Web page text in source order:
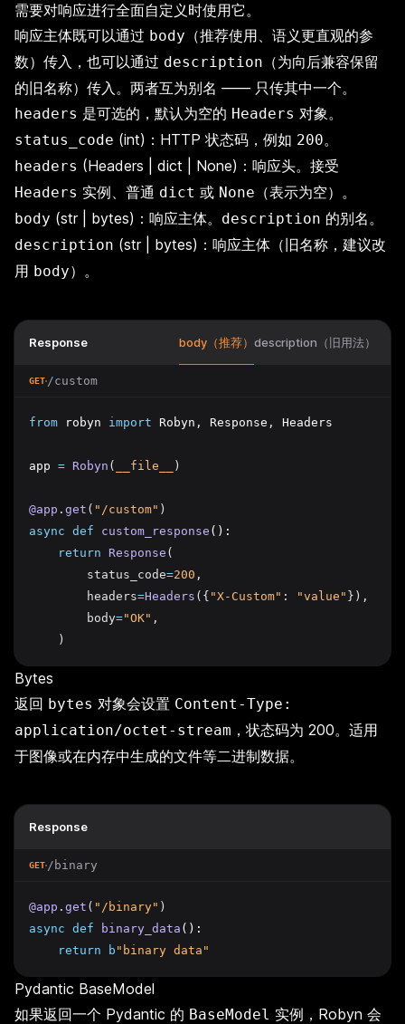
需要对响应进行全面自定义时使用它。
响应主体既可以通过 body （推荐使用、语义更直观的参
数）传入，也可以通过 description （为向后兼容保留
的旧名称）传入。两者互为别名 —— 只传其中一个。
headers 是可选的，默认为空的 Headers 对象。
status_code (int)：HTTP 状态码，例如 200。
headers (Headers | dict | None)：响应头。接受
Headers 实例、普通 dict 或 None （表示为空）。
body (str | bytes)：响应主体。 description 的别名。
description (str | bytes)：响应主体（旧名称，建议改
用 body）。
Response body（推荐） description（旧用法）
GET /custom
from robyn import Robyn , Response , Headers
app = Robyn ( __file__ )
@app . get ( "/custom" )
async def custom_response ():
return
Response (
        status_code
=200 ,
        headers
=Headers ({ "X-Custom" : "value" }),
        body
="OK" ,
    )
Bytes
返回 bytes 对象会设置 Content-Type:
application/octet-stream ，状态码为 200。适用
于图像或在内存中生成的文件等二进制数据。
Response
GET /binary
@app . get ( "/binary" )
async def binary_data ():
return
b "binary data"
Pydantic BaseModel
如果返回一个 Pydantic 的 BaseModel 实例，Robyn 会